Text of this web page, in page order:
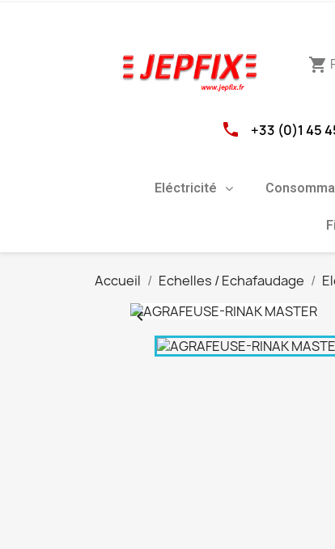
shopping_cart
phone +33 (0)1 45
Eléctricité
Accueil Echelles / Echafaudage
